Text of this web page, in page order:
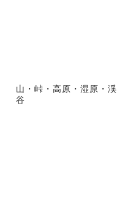
山・峠・高原・湿原・渓
谷